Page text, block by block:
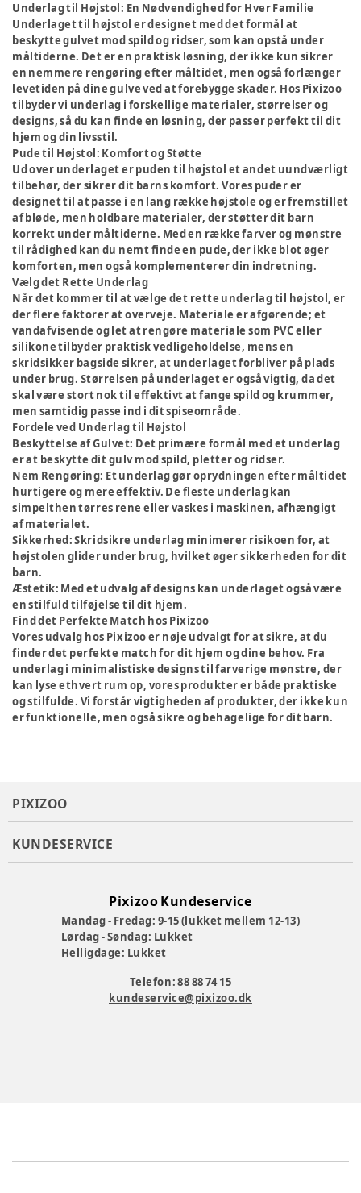
Underlag til Højstol: En Nødvendighed for Hver Familie
Underlaget til højstol er designet med det formål at
beskytte gulvet mod spild og ridser, som kan opstå under
måltiderne. Det er en praktisk løsning, der ikke kun sikrer
en nemmere rengøring efter måltidet, men også forlænger
levetiden på dine gulve ved at forebygge skader. Hos Pixizoo
tilbyder vi underlag i forskellige materialer, størrelser og
designs, så du kan finde en løsning, der passer perfekt til dit
hjem og din livsstil.
Pude til Højstol: Komfort og Støtte
Ud over underlaget er puden til højstol et andet uundværligt
tilbehør, der sikrer dit barns komfort. Vores puder er
designet til at passe i en lang række højstole og er fremstillet
af bløde, men holdbare materialer, der støtter dit barn
korrekt under måltiderne. Med en række farver og mønstre
til rådighed kan du nemt finde en pude, der ikke blot øger
komforten, men også komplementerer din indretning.
Vælg det Rette Underlag
Når det kommer til at vælge det rette underlag til højstol, er
der flere faktorer at overveje. Materiale er afgørende; et
vandafvisende og let at rengøre materiale som PVC eller
silikone tilbyder praktisk vedligeholdelse, mens en
skridsikker bagside sikrer, at underlaget forbliver på plads
under brug. Størrelsen på underlaget er også vigtig, da det
skal være stort nok til effektivt at fange spild og krummer,
men samtidig passe ind i dit spiseområde.
Fordele ved Underlag til Højstol
Beskyttelse af Gulvet: Det primære formål med et underlag
er at beskytte dit gulv mod spild, pletter og ridser.
Nem Rengøring: Et underlag gør oprydningen efter måltidet
hurtigere og mere effektiv. De fleste underlag kan
simpelthen tørres rene eller vaskes i maskinen, afhængigt
af materialet.
Sikkerhed:Skridsikre underlag minimerer risikoen for, at
højstolen glider under brug, hvilket øger sikkerheden for dit
barn.
Æstetik: Med et udvalg af designs kan underlaget også være
en stilfuld tilføjelse til dit hjem.
Find det Perfekte Match hos Pixizoo
Vores udvalg hos Pixizoo er nøje udvalgt for at sikre, at du
finder det perfekte match for dit hjem og dine behov. Fra
underlag i minimalistiske designs til farverige mønstre, der
kan lyse ethvert rum op, vores produkter er både praktiske
og stilfulde. Vi forstår vigtigheden af produkter, der ikke kun
er funktionelle, men også sikre og behagelige for dit barn.
PIXIZOO
KUNDESERVICE
Pixizoo Kundeservice
Mandag - Fredag: 9-15 (lukket mellem 12-13)
Lørdag - Søndag: Lukket
Helligdage: Lukket
Telefon: 88 88 74 15
kundeservice@pixizoo.dk